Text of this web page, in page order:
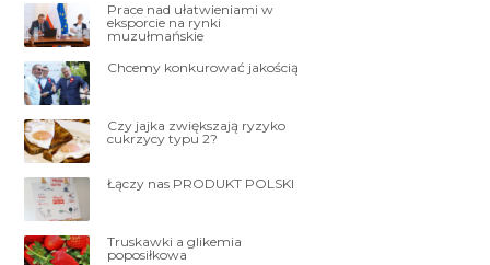
Prace nad ułatwieniami w
eksporcie na rynki
muzułmańskie
Chcemy konkurować jakością
Czy jajka zwiększają ryzyko
cukrzycy typu 2?
Łączy nas PRODUKT POLSKI
Truskawki a glikemia
poposiłkowa